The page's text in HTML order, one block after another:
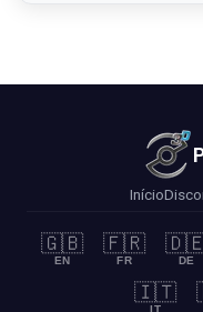
Início
🇬🇧
EN
🇫🇷
FR DE
🇮🇹
IT